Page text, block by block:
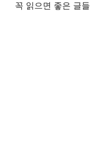
꼭 읽으면 좋은 글들